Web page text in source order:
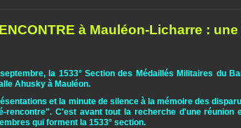
à Mauléon-Licharre :
la 1533° Section des Médaillés Militaires du
Ahusky à Mauléon.
et la minute de silence à la mémoire des
rencontre". C'est avant tout la recherche d'une réunion
qui forment la 1533° section.